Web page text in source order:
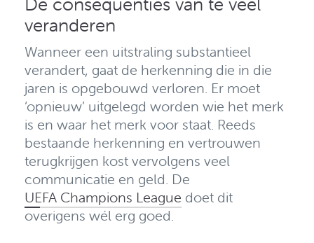
veranderen
Wanneer een uitstraling substantieel
verandert, gaat de herkenning die in die
jaren is opgebouwd verloren. Er moet
‘opnieuw’ uitgelegd worden wie het merk
is en waar het merk voor staat. Reeds
bestaande herkenning en vertrouwen
terugkrijgen kost vervolgens veel
communicatie en geld. De
UEFA Champions League doet dit
overigens wél erg goed.